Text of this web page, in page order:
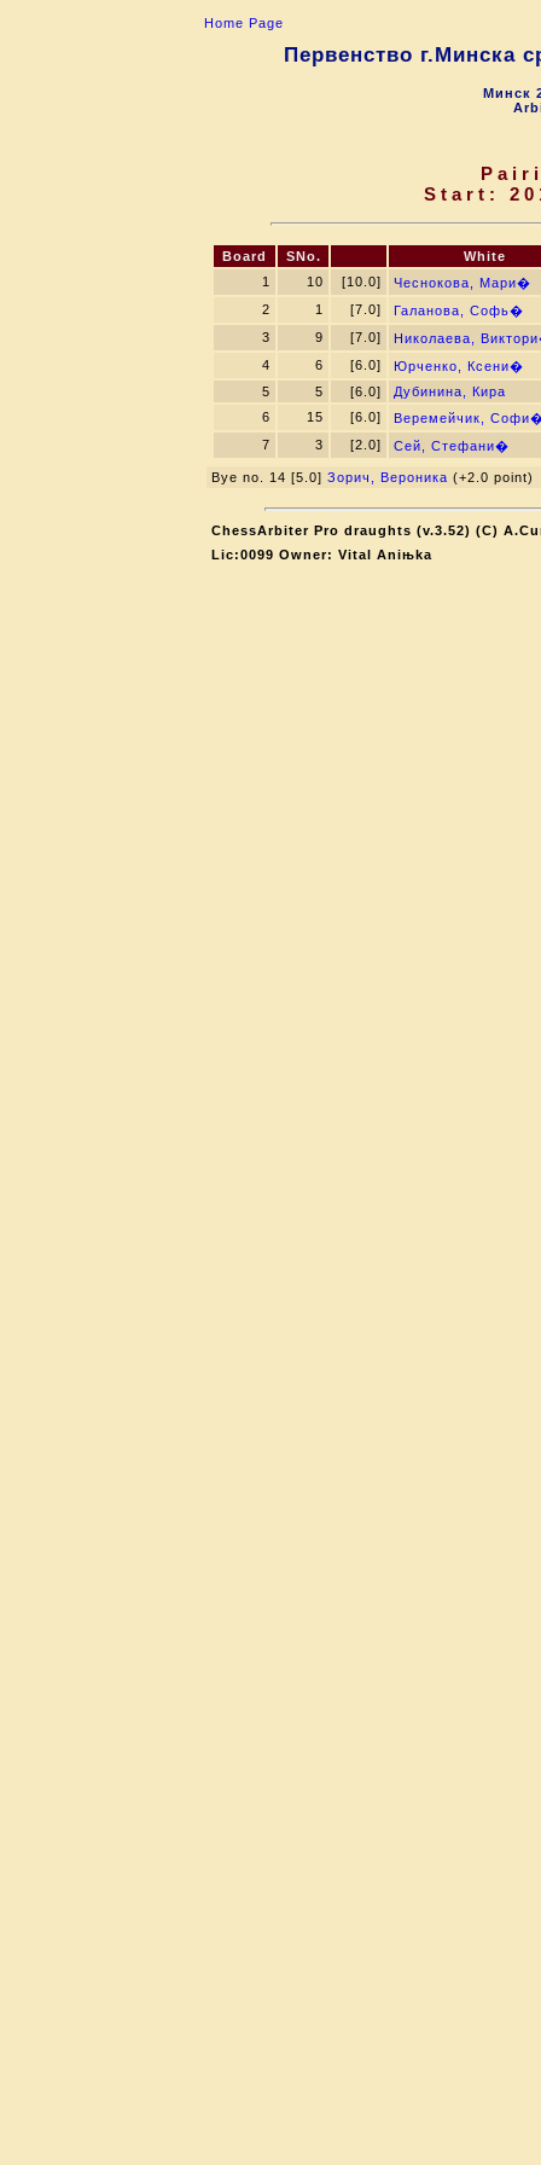
Home Page
Первенство г.Минска
Минск
Start:
Board SNo.
White
1
10 [10.0]
Чеснокова, Мари�
2
1 [7.0]
Галанова, Софь�
3
9 [7.0]
Николаева,
4
6 [6.0]
Юрченко, Ксени�
5
5 [6.0]
Дубинина, Кира
6
15 [6.0]
Веремейчик,
7
3 [2.0] Сей, Стефани�
Bye no. 14 [5.0] Зорич, Вероника (+2.0 point)
ChessArbiter Pro draughts (v.3.52) (C)
Lic:0099 Owner: Vital Aniњka